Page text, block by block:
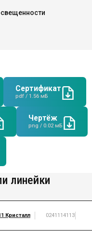
Сертификат
pdf / 1.56 мБ
Чертёж
png / 0.02 мБ
линейки
Кристалл 0241114113